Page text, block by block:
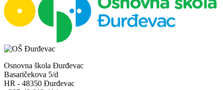
Osnovna škola Đurđevac
Basaričekova 5/d
HR - 48350 Đurđevac